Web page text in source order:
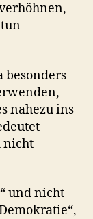
besonders
nahezu ins
nicht
und nicht